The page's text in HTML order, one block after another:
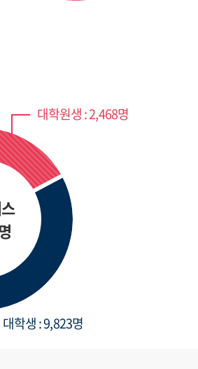
대학원생 : 2,468명
대학생 : 9,823명